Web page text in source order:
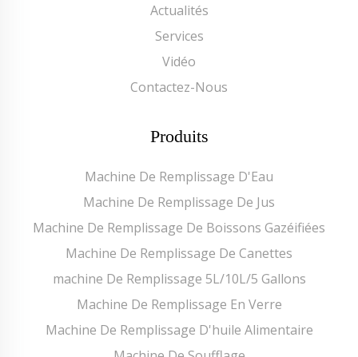
Actualités
Services
Vidéo
Contactez-Nous
Produits
Machine De Remplissage D'Eau
Machine De Remplissage De Jus
Machine De Remplissage De Boissons Gazéifiées
Machine De Remplissage De Canettes
machine De Remplissage 5L/10L/5 Gallons
Machine De Remplissage En Verre
Machine De Remplissage D'huile Alimentaire